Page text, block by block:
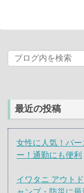
最近の投稿
女性に人気！パー
ー！通勤にも便利
イワタニ アウト